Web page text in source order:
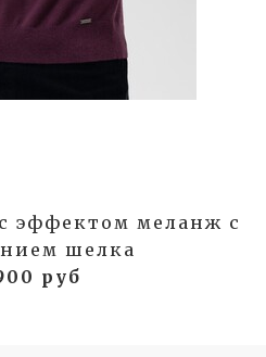
эффектом меланж с
шелка
руб